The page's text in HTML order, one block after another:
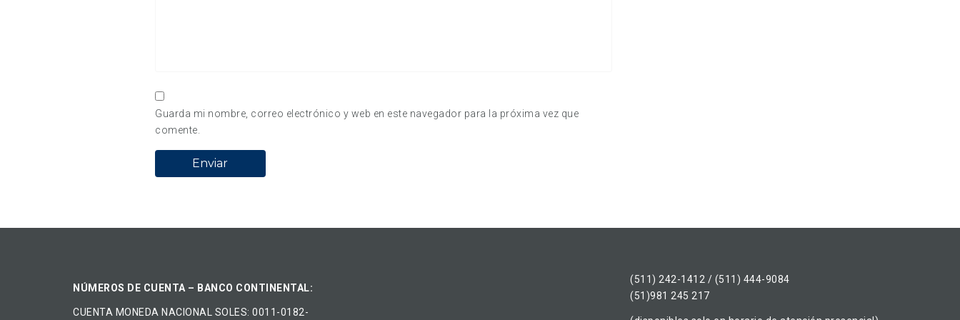
Guarda mi nombre, correo electrónico y web en este navegador para la próxima vez que
comente.
NÚMEROS DE CUENTA – BANCO CONTINENTAL:
CUENTA MONEDA NACIONAL​ ​SOLES​: 0011-0182-
(511) 242-1412 / (511) 444-9084
(51)981 245 217